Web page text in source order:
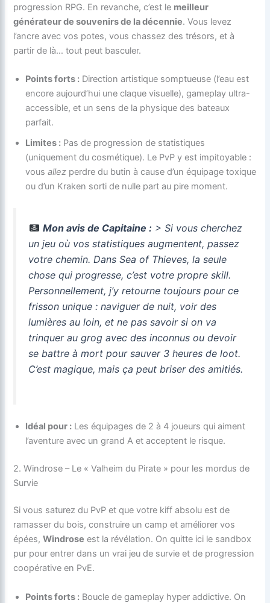
progression RPG. En revanche, c’est le meilleur
générateur de souvenirs de la décennie. Vous levez
l’ancre avec vos potes, vous chassez des trésors, et à
partir de là… tout peut basculer.
Points forts : Direction artistique somptueuse (l’eau est
encore aujourd’hui une claque visuelle), gameplay ultra-
accessible, et un sens de la physique des bateaux
parfait.
Limites : Pas de progression de statistiques
(uniquement du cosmétique). Le PvP y est impitoyable :
vousallez perdre du butin à cause d’un équipage toxique
ou d’un Kraken sorti de nulle part au pire moment.
Mon avis de Capitaine :> Si vous cherchez
un jeu où vos statistiques augmentent, passez
votre chemin. DansSea of Thieves, la seule
chose qui progresse, c’est votre propre skill.
Personnellement, j’y retourne toujours pour ce
frisson unique : naviguer de nuit, voir des
lumières au loin, et ne pas savoir si on va
trinquer au grog avec des inconnus ou devoir
se battre à mort pour sauver 3 heures de loot.
C’est magique, mais ça peut briser des amitiés.
Idéal pour : Les équipages de 2 à 4 joueurs qui aiment
l’aventure avec un grand A et acceptent le risque.
2. Windrose – Le « Valheim du Pirate » pour les mordus de
Survie
Si vous saturez du PvP et que votre kiff absolu est de
ramasser du bois, construire un camp et améliorer vos
épées,Windrose est la révélation. On quitte ici le sandbox
pur pour entrer dans un vrai jeu de survie et de progression
coopérative en PvE.
Points forts : Boucle de gameplay hyper addictive. On